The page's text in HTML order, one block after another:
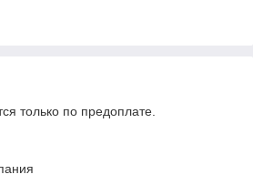
только по предоплате.